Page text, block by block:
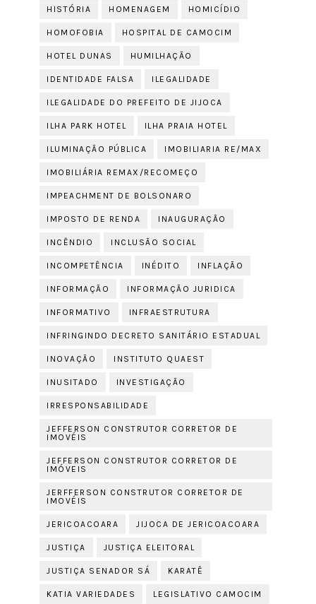
HISTÓRIA HOMENAGEM HOMICÍDIO
HOMOFOBIA HOSPITAL DE CAMOCIM
HOTEL DUNAS HUMILHAÇÃO
IDENTIDADE FALSA ILEGALIDADE
ILEGALIDADE DO PREFEITO DE JIJOCA
ILHA PARK HOTEL ILHA PRAIA HOTEL
ILUMINAÇÃO PÚBLICA IMOBILIARIA RE/MAX
IMOBILIÁRIA REMAX/RECOMEÇO
IMPEACHMENT DE BOLSONARO
IMPOSTO DE RENDA INAUGURAÇÃO
INCÊNDIO INCLUSÃO SOCIAL
INCOMPETÊNCIA INÉDITO INFLAÇÃO
INFORMAÇÃO INFORMAÇÃO JURIDICA
INFORMATIVO INFRAESTRUTURA
INFRINGINDO DECRETO SANITÁRIO ESTADUAL
INOVAÇÃO INSTITUTO QUAEST
INUSITADO INVESTIGAÇÃO
IRRESPONSABILIDADE
JEFFERSON CONSTRUTOR CORRETOR DE
IMOVÉIS
JEFFERSON CONSTRUTOR CORRETOR DE
IMÓVEIS
JERFFERSON CONSTRUTOR CORRETOR DE
IMOVÉIS
JERICOACOARA JIJOCA DE JERICOACOARA
JUSTIÇA JUSTIÇA ELEITORAL
JUSTIÇA SENADOR SÁ KARATÊ
KATIA VARIEDADES LEGISLATIVO CAMOCIM